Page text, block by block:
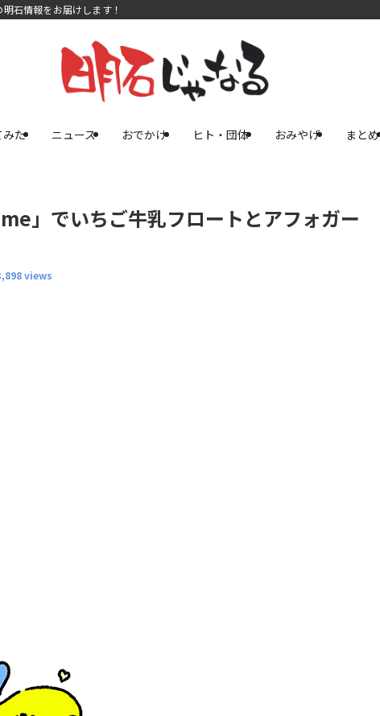
石情報をお届けします！
みた ニュース おでかけ ヒト・団体 おみやげ まとめ
」でいちご牛乳フロートとアフォガー
views